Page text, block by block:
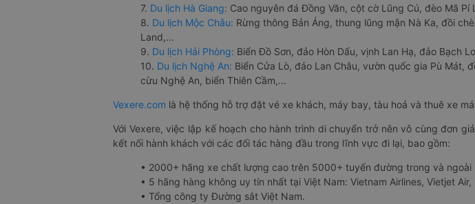
7. Du lịch Hà Giang: Cao nguyên đá Đồng Văn, cột cờ Lũng Cú, đèo Mã
8. Du lịch Mộc Châu: Rừng thông Bản Áng, thung lũng mận Nà Ka, đồi
Land,...
9. Du lịch Hải Phòng: Biển Đồ Sơn, đảo Hòn Dấu, vịnh Lan Hạ, đảo Bạch
10. Du lịch Nghệ An: Biển Cửa Lò, đảo Lan Châu, vườn quốc gia Pù Mát,
cừu Nghệ An, biển Thiên Cầm,...
Vexere.com là hệ thống hỗ trợ đặt vé xe khách, máy bay, tàu hoả và thuê xe
Với Vexere, việc lập kế hoạch cho hành trình di chuyển trở nên vô cùng đơn
kết nối hành khách với các đối tác hàng đầu trong lĩnh vực đi lại, bao gồm:
• 2000+ hãng xe chất lượng cao trên 5000+ tuyến đường trong và ngoài
• 5 hãng hàng không uy tín nhất tại Việt Nam: Vietnam Airlines, Vietjet
• Tổng công ty Đường sắt Việt Nam.